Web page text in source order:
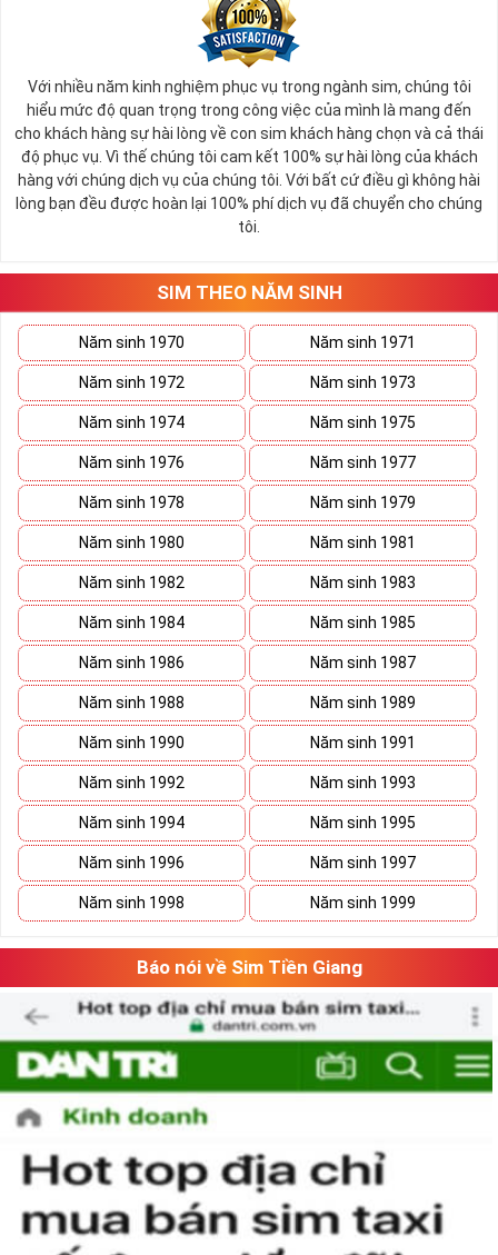
Với nhiều năm kinh nghiệm phục vụ trong ngành sim, chúng tôi
hiểu mức độ quan trọng trong công việc của mình là mang đến
cho khách hàng sự hài lòng về con sim khách hàng chọn và cả thái
độ phục vụ. Vì thế chúng tôi cam kết 100% sự hài lòng của khách
hàng với chúng dịch vụ của chúng tôi. Với bất cứ điều gì không hài
lòng bạn đều được hoàn lại 100% phí dịch vụ đã chuyển cho chúng
tôi.
SIM THEO NĂM SINH
Năm sinh 1970 Năm sinh 1971
Năm sinh 1972 Năm sinh 1973
Năm sinh 1974 Năm sinh 1975
Năm sinh 1976 Năm sinh 1977
Năm sinh 1978 Năm sinh 1979
Năm sinh 1980 Năm sinh 1981
Năm sinh 1982 Năm sinh 1983
Năm sinh 1984 Năm sinh 1985
Năm sinh 1986 Năm sinh 1987
Năm sinh 1988 Năm sinh 1989
Năm sinh 1990 Năm sinh 1991
Năm sinh 1992 Năm sinh 1993
Năm sinh 1994 Năm sinh 1995
Năm sinh 1996 Năm sinh 1997
Năm sinh 1998 Năm sinh 1999
Báo nói về Sim Tiền Giang